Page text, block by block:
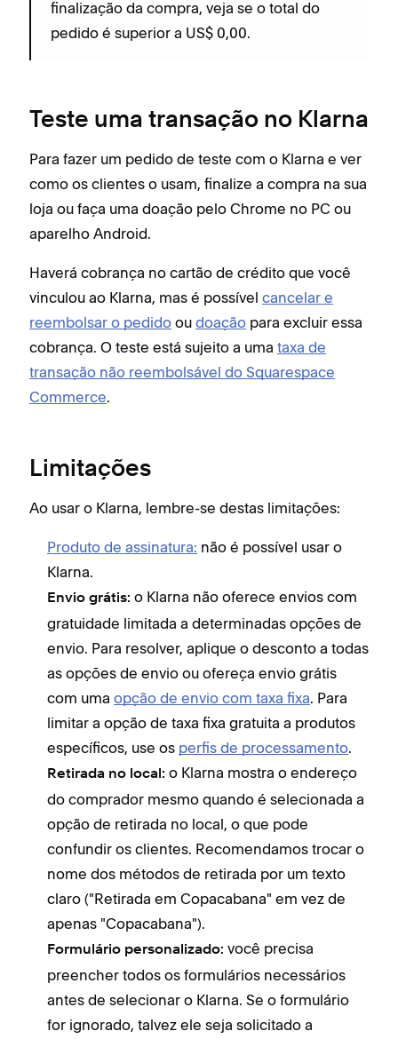
finalização da compra, veja se o total do
pedido é superior a US$ 0,00.
Teste uma transação no Klarna
Para fazer um pedido de teste com o Klarna e ver
como os clientes o usam, finalize a compra na sua
loja ou faça uma doação pelo Chrome no PC ou
aparelho Android.
Haverá cobrança no cartão de crédito que você
vinculou ao Klarna, mas é possível cancelar e
reembolsar o pedido ou doação para excluir essa
cobrança. O teste está sujeito a uma taxa de
transação não reembolsável do Squarespace
Commerce.
Limitações
Ao usar o Klarna, lembre-se destas limitações:
Produto de assinatura: não é possível usar o
Klarna.
Envio grátis: o Klarna não oferece envios com
gratuidade limitada a determinadas opções de
envio. Para resolver, aplique o desconto a todas
as opções de envio ou ofereça envio grátis
com uma opção de envio com taxa fixa. Para
limitar a opção de taxa fixa gratuita a produtos
específicos, use os perfis de processamento.
Retirada no local: o Klarna mostra o endereço
do comprador mesmo quando é selecionada a
opção de retirada no local, o que pode
confundir os clientes. Recomendamos trocar o
nome dos métodos de retirada por um texto
claro ("Retirada em Copacabana" em vez de
apenas "Copacabana").
Formulário personalizado: você precisa
preencher todos os formulários necessários
antes de selecionar o Klarna. Se o formulário
for ignorado, talvez ele seja solicitado a